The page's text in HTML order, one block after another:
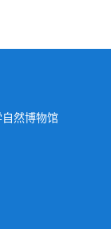
然博物馆